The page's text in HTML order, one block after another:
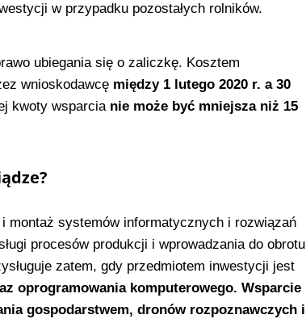
w przypadku pozostałych rolników.
ubiegania się o zaliczkę. Kosztem
wnioskodawcę między 1 lutego 2020 r. a 30
kwoty wsparcia nie może być mniejsza niż 15
montaż systemów informatycznych i rozwiązań
procesów produkcji i wprowadzania do obrotu
zatem, gdy przedmiotem inwestycji jest
oprogramowania komputerowego. Wsparcie
gospodarstwem, dronów rozpoznawczych i